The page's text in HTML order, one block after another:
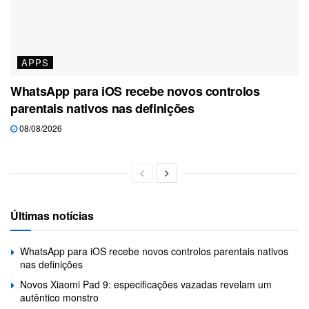
APPS
WhatsApp para iOS recebe novos controlos
parentais nativos nas definições
08/08/2026
Últimas notícias
WhatsApp para iOS recebe novos controlos parentais nativos
nas definições
Novos Xiaomi Pad 9: especificações vazadas revelam um
autêntico monstro